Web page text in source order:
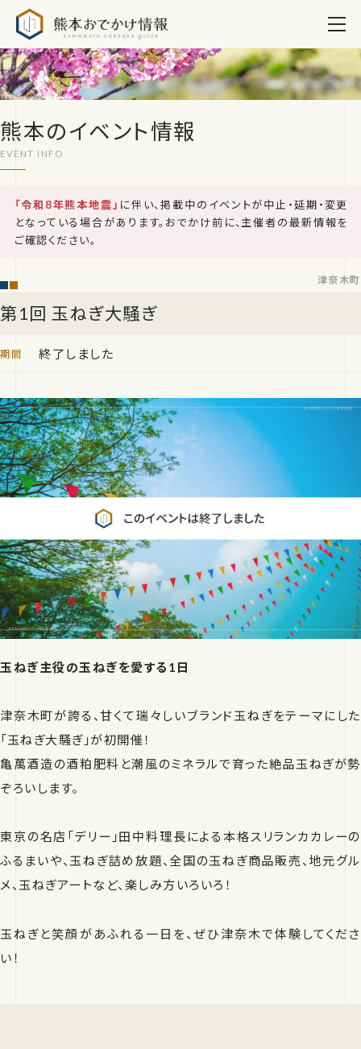
熊本のイベント情報
「令和8年熊本地震」 に伴い、掲載中のイベントが中止・延期・変更
となっている場合があります。おでかけ前に、主催者の最新情報を
ご確認ください。
第1回 玉ねぎ大騒ぎ
津奈木町
終了しました
玉ねぎ主役の玉ねぎを愛する1日
津奈木町が誇る、甘くて瑞々しいブランド玉ねぎをテーマにした
「玉ねぎ大騒ぎ」が初開催！
亀萬酒造の酒粕肥料と潮風のミネラルで育った絶品玉ねぎが勢
ぞろいします。
東京の名店「デリー」田中料理長による本格スリランカカレーの
ふるまいや、玉ねぎ詰め放題、全国の玉ねぎ商品販売、地元グル
メ、玉ねぎアートなど、楽しみ方いろいろ！
玉ねぎと笑顔があふれる一日を、ぜひ津奈木で体験してくださ
い！